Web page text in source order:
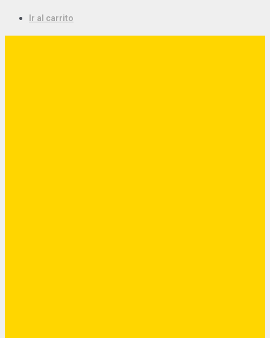
Ir al carrito